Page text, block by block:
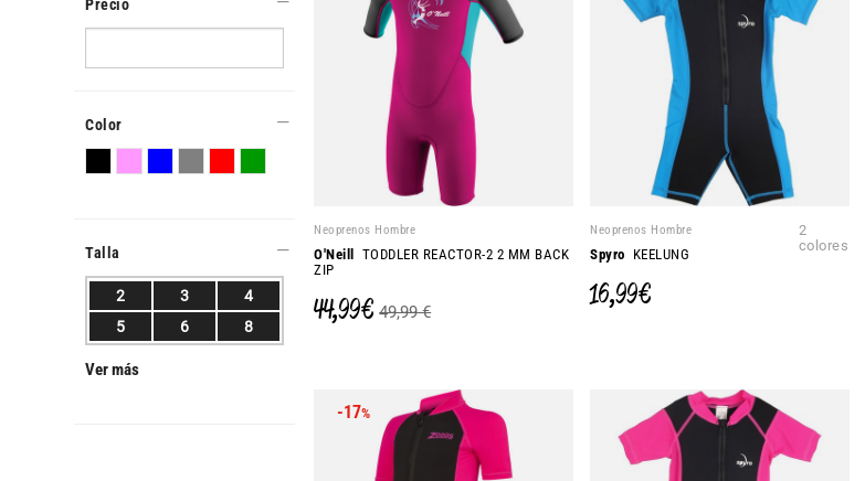
Neoprenos Hombre
O'Neill
TODDLER REACTOR-2 2 MM BACK
ZIP
44,99 € 49,99 €
Neoprenos Hombre
Spyro KEELUNG
2
colores
16,99 €
-17%
Precio
Color
Talla
2 3
4
5
6 8
Ver más